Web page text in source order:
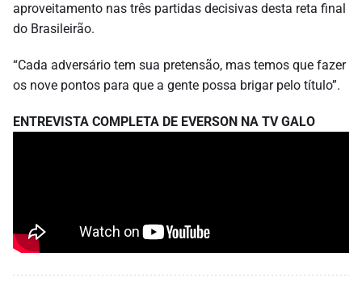
aproveitamento nas três partidas decisivas desta reta final
do Brasileirão.
“Cada adversário tem sua pretensão, mas temos que fazer
os nove pontos para que a gente possa brigar pelo título”.
ENTREVISTA COMPLETA DE EVERSON NA TV GALO